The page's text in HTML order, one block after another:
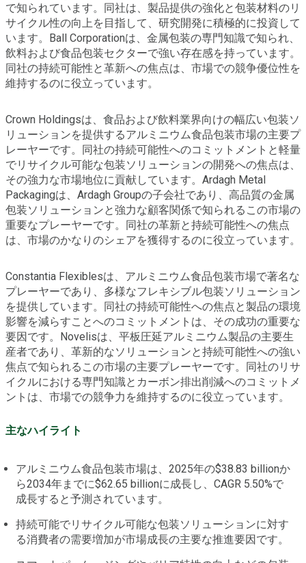
で知られています。同社は、製品提供の強化と包装材料のリ
サイクル性の向上を目指して、研究開発に積極的に投資して
います。Ball Corporationは、金属包装の専門知識で知られ、
飲料および食品包装セクターで強い存在感を持っています。
同社の持続可能性と革新への焦点は、市場での競争優位性を
維持するのに役立っています。
Crown Holdingsは、食品および飲料業界向けの幅広い包装ソ
リューションを提供するアルミニウム食品包装市場の主要プ
レーヤーです。同社の持続可能性へのコミットメントと軽量
でリサイクル可能な包装ソリューションの開発への焦点は、
その強力な市場地位に貢献しています。Ardagh Metal
Packagingは、Ardagh Groupの子会社であり、高品質の金属
包装ソリューションと強力な顧客関係で知られるこの市場の
重要なプレーヤーです。同社の革新と持続可能性への焦点
は、市場のかなりのシェアを獲得するのに役立っています。
Constantia Flexiblesは、アルミニウム食品包装市場で著名な
プレーヤーであり、多様なフレキシブル包装ソリューション
を提供しています。同社の持続可能性への焦点と製品の環境
影響を減らすことへのコミットメントは、その成功の重要な
要因です。Novelisは、平板圧延アルミニウム製品の主要生
産者であり、革新的なソリューションと持続可能性への強い
焦点で知られるこの市場の主要プレーヤーです。同社のリサ
イクルにおける専門知識とカーボン排出削減へのコミットメ
ントは、市場での競争力を維持するのに役立っています。
主なハイライト
アルミニウム食品包装市場は、2025年の$38.83 billionか
ら2034年までに$62.65 billionに成長し、CAGR 5.50%で
成長すると予測されています。
持続可能でリサイクル可能な包装ソリューションに対す
る消費者の需要増加が市場成長の主要な推進要因です。